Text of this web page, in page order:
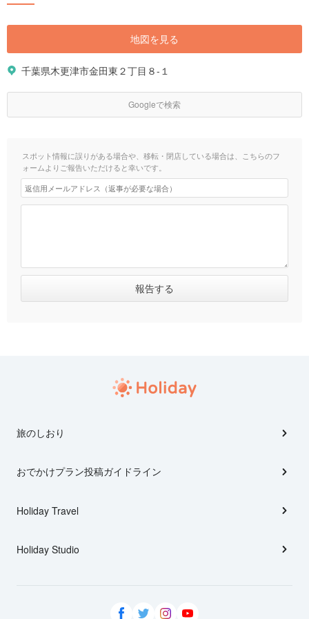
地図を見る
千葉県木更津市金田東２丁目８-１
Googleで検索
スポット情報に誤りがある場合や、移転・閉店している場合は、こちらのフ
ォームよりご報告いただけると幸いです。
旅のしおり
おでかけプラン投稿ガイドライン
Holiday Travel
Holiday Studio